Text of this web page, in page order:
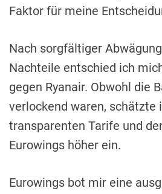
Faktor für meine
Nach sorgfältiger
Nachteile entschied ich
gegen Ryanair. Obwohl die
verlockend waren, schätzte
transparenten Tarife und
Eurowings höher ein.
Eurowings bot mir eine